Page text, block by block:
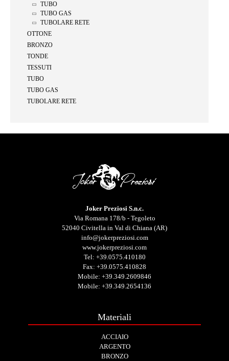
TUBO
TUBO GAS
TUBOLARE RETE
OTTONE
BRONZO
TONDE
TESSUTI
TUBO
TUBO GAS
TUBOLARE RETE
Joker Preziosi S.n.c.
Via Romana 178/b - Tegoleto
52040 Civitella in Val di Chiana (AR)
info@jokerpreziosi.com
www.jokerpreziosi.com
Tel: +39.0575.410180
Fax: +39.0575.410828
Mobile: +39.349.2609846
Mobile: +39.349.2654136
Materiali
ACCIAIO
ARGENTO
BRONZO